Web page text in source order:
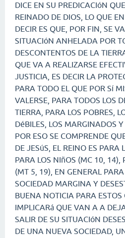
DICE EN SU PREDICACIóN
REINADO DE DIOS, LO QUE
DECIR ES QUE, POR FIN, SE
SITUACIóN ANHELADA POR
DESCONTENTOS DE LA
QUE VA A REALIZARSE
JUSTICIA, ES DECIR LA
PARA TODO EL QUE POR Sí
VALERSE, PARA TODOS LOS
TIERRA, PARA LOS POBRES,
DéBILES, LOS MARGINADOS Y
POR ESO SE COMPRENDE
DE JESúS, EL REINO ES PARA
PARA LOS NIñOS (MC 10, 14),
(MT 5, 19), EN GENERAL
SOCIEDAD MARGINA Y
BUENA NOTICIA PARA ESTOS
IMPLICARá QUE VAN A A
SALIR DE SU SITUACIóN
DE UNA NUEVA SOCIEDAD,